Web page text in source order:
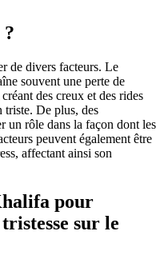
de divers facteurs. Le
souvent une perte de
des creux et des rides
triste. De plus, des
un rôle dans la façon dont les
peuvent également être
affectant ainsi son
pour
sur le